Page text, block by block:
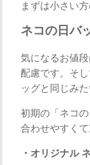
まずは小さい
ネコの日バ
気になるお値
配慮です。そ
ッグと同じみた
初期の「ネコ
合わせやすくて
・オリジナル